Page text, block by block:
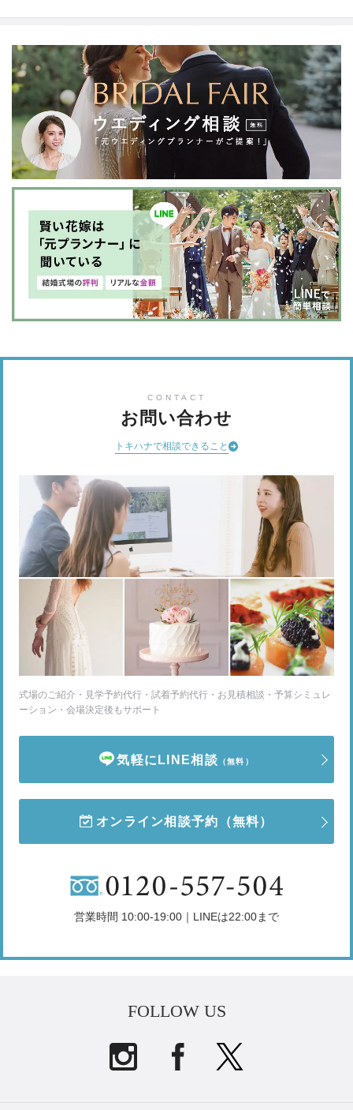
CONTACT
お問い合わせ
トキハナで相談できること
式場のご紹介・見学予約代行・試着予約代行・お見積相談・予算シミュレ
ーション・会場決定後もサポート
気軽にLINE相談 （無料）
オンライン相談予約 （無料）
営業時間 10:00-19:00｜LINEは22:00まで
FOLLOW US